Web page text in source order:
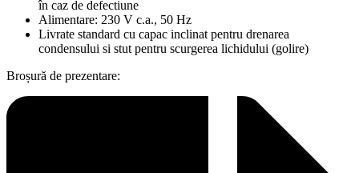
în caz de defectiune
Alimentare: 230 V c.a., 50 Hz
Livrate standard cu capac inclinat pentru drenarea
condensului si stut pentru scurgerea lichidului (golire)
Broșură de prezentare: